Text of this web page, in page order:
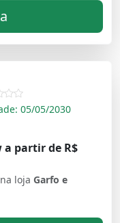
05/05/2030
a partir de R$
na loja Garfo e